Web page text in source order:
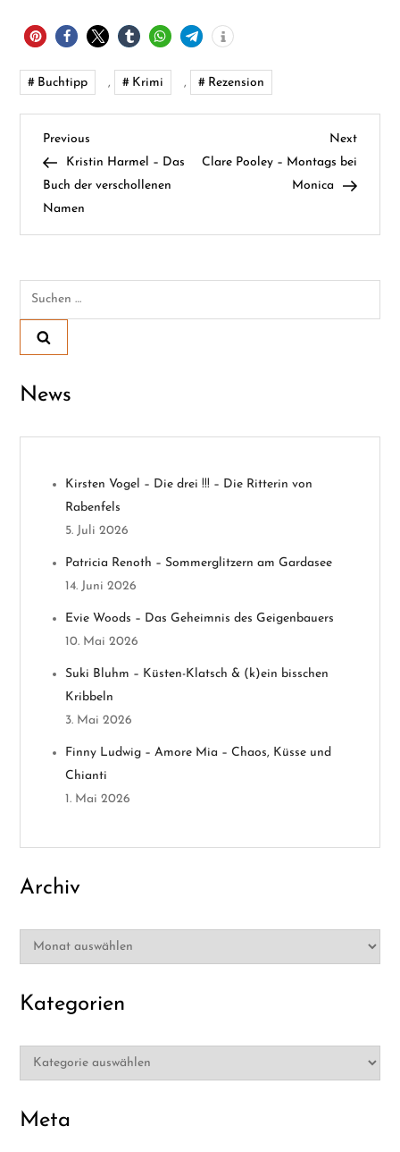
Buchtipp , Krimi , Rezension
B
e
r
a
g
Previous
Post
Previous
Kristin Harmel – Das
Buch der verschollenen
Namen
Next
Post
Next
Clare Pooley – Montags bei
Monica
Suchen
News
Kirsten Vogel – Die drei !!! – Die Ritterin von
Rabenfels
5. Juli 2026
Patricia Renoth – Sommerglitzern am Gardasee
14. Juni 2026
Evie Woods – Das Geheimnis des Geigenbauers
10. Mai 2026
Suki Bluhm – Küsten-Klatsch & (k)ein bisschen
Kribbeln
3. Mai 2026
Finny Ludwig – Amore Mia – Chaos, Küsse und
Chianti
1. Mai 2026
Archiv
Archiv
Kategorien
Kategorien
Meta